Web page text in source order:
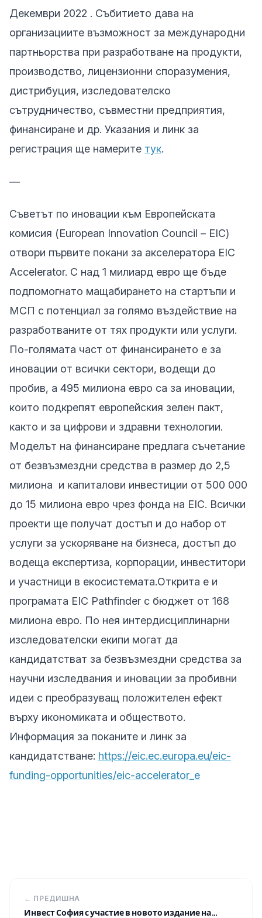
Декември 2022 . Събитието дава на
организациите възможност за международни
партньорства при разработване на продукти,
производство, лицензионни споразумения,
дистрибуция, изследователско
сътрудничество, съвместни предприятия,
финансиране и др. Указания и линк за
регистрация ще намерите тук.
—
Съветът по иновации към Европейската
комисия (European Innovation Council – EIC)
отвори първите покани за акселератора EIC
Accelerator. С над 1 милиард евро ще бъде
подпомогнато мащабирането на стартъпи и
МСП с потенциал за голямо въздействие на
разработваните от тях продукти или услуги.
По-голямата част от финансирането е за
иновации от всички сектори, водещи до
пробив, а 495 милиона евро са за иновации,
които подкрепят европейския зелен пакт,
както и за цифрови и здравни технологии.
Моделът на финансиране предлага съчетание
от безвъзмездни средства в размер до 2,5
милиона и капиталови инвестиции от 500 000
до 15 милиона евро чрез фонда на EIC. Всички
проекти ще получат достъп и до набор от
услуги за ускоряване на бизнеса, достъп до
водеща експертиза, корпорации, инвеститори
и участници в екосистемата.Открита е и
програмата EIC Pathfinder с бюджет от 168
милиона евро. По нея интердисциплинарни
изследователски екипи могат да
кандидатстват за безвъзмездни средства за
научни изследвания и иновации за пробивни
идеи с преобразуващ положителен ефект
върху икономиката и обществото.
Информация за поканите и линк за
кандидатстване: https://eic.ec.europa.eu/eic-
funding-opportunities/eic-accelerator_e
← ПРЕДИШНА
Инвест София с участие в новото издание на…